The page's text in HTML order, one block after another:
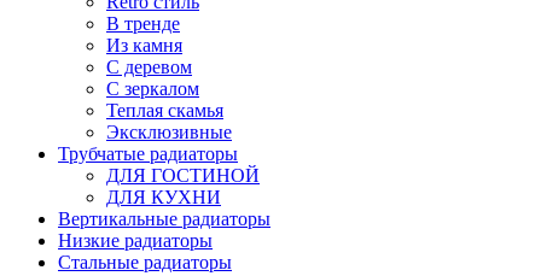
В тренде
Из камня
С деревом
С зеркалом
Теплая скамья
Эксклюзивные
Трубчатые радиаторы
ДЛЯ ГОСТИНОЙ
ДЛЯ КУХНИ
Вертикальные радиаторы
Низкие радиаторы
Стальные радиаторы